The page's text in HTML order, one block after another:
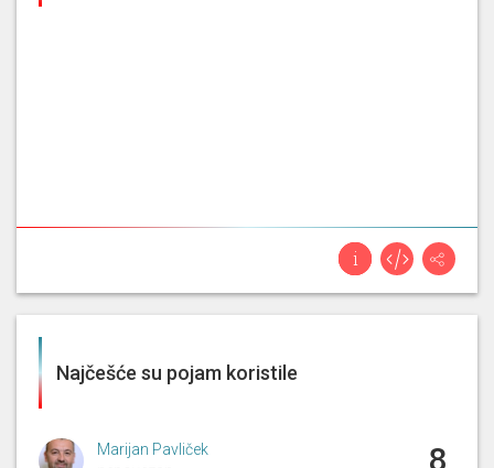
Najčešće su pojam koristile
Marijan Pavliček
8